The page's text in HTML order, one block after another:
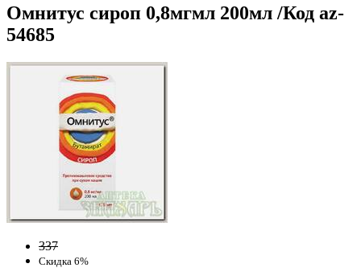
Омнитус сироп 0,8мгмл 200мл /Код az-
54685
337
Скидка 6%